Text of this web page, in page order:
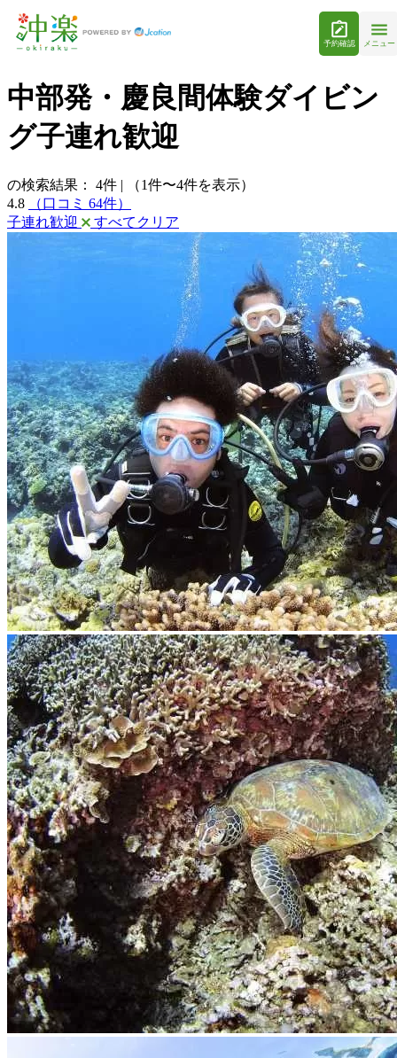
予約確認 メニュー
中部発・慶良間体験ダイビン
グ子連れ歓迎
の検索結果： 4件 |
（1件〜4件を表示）
4.8
（口コミ 64件）
子連れ歓迎
すべてクリア